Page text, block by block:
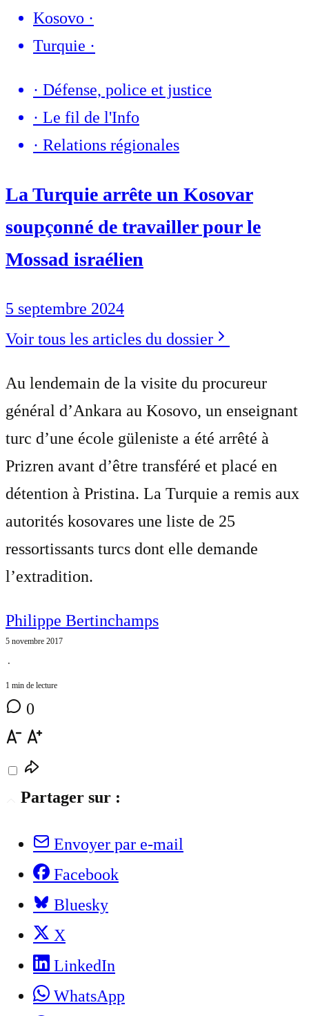
Kosovo ·
Turquie ·
· Défense, police et justice
· Le fil de l'Info
· Relations régionales
La Turquie arrête un Kosovar
soupçonné de travailler pour le
Mossad israélien
5 septembre 2024
Voir tous les articles du dossier
Au lendemain de la visite du procureur
général d’Ankara au Kosovo, un enseignant
turc d’une école güleniste a été arrêté à
Prizren avant d’être transféré et placé en
détention à Pristina. La Turquie a remis aux
autorités kosovares une liste de 25
ressortissants turcs dont elle demande
l’extradition.
Philippe Bertinchamps
5 novembre 2017
⋅
1 min de lecture
0
Partager sur :
Envoyer par e-mail
Facebook
Bluesky
X
LinkedIn
WhatsApp